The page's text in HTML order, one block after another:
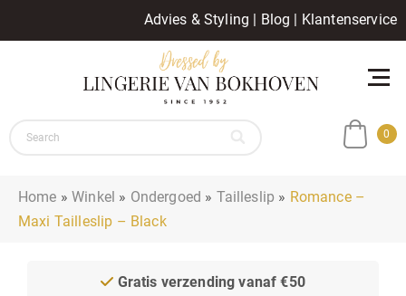
Advies & Styling | Blog | Klantenservice
0
Home »Winkel » Ondergoed » Tailleslip » Romance –
Maxi Tailleslip – Black
Gratis verzending vanaf €50